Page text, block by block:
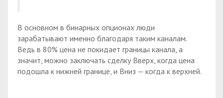
В основном в бинарных опционах люди
зарабатывают именно благодаря таким каналам.
Ведь в 80% цена не покидает границы канала, а
значит, можно заключать сделку Вверх, когда цена
подошла к нижней границе, и Вниз — когда к верхней.